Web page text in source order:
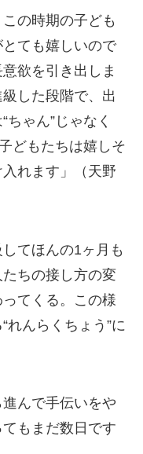
の時期の子ども
ても嬉しいので
欲を引き出しま
した段階で、出
ゃん”じゃなく
どもたちは嬉しそ
れます」（天野
てほんの1ヶ月も
ちの接し方の変
てくる。この様
れんらくちょう”に
んで手伝いをや
もまだ数日です